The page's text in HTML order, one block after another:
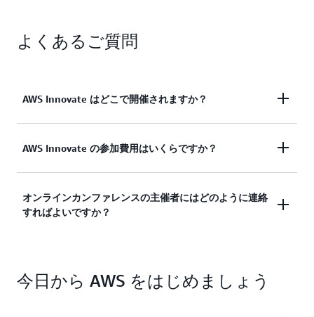
よくあるご質問
AWS Innovate はどこで開催されますか？
AWS Innovate はオンラインカンファレンスです。
どこからでもイベントに参加することができます。
日本語以外に、英語、韓国語のセッションがありま
AWS Innovate の参加費用はいくらですか？
参加費用はかかりません。通信費については参加者
のご負担となります。
オンラインカンファレンスの主催者にはどのように連絡
すればよいですか？
event-info@amazon.comへお問い合わせくださ
今日から AWS をはじめましょう